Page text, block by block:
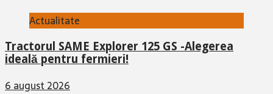
Actualitate
Tractorul SAME Explorer 125 GS -Alegerea
ideală pentru fermieri!
6 august 2026